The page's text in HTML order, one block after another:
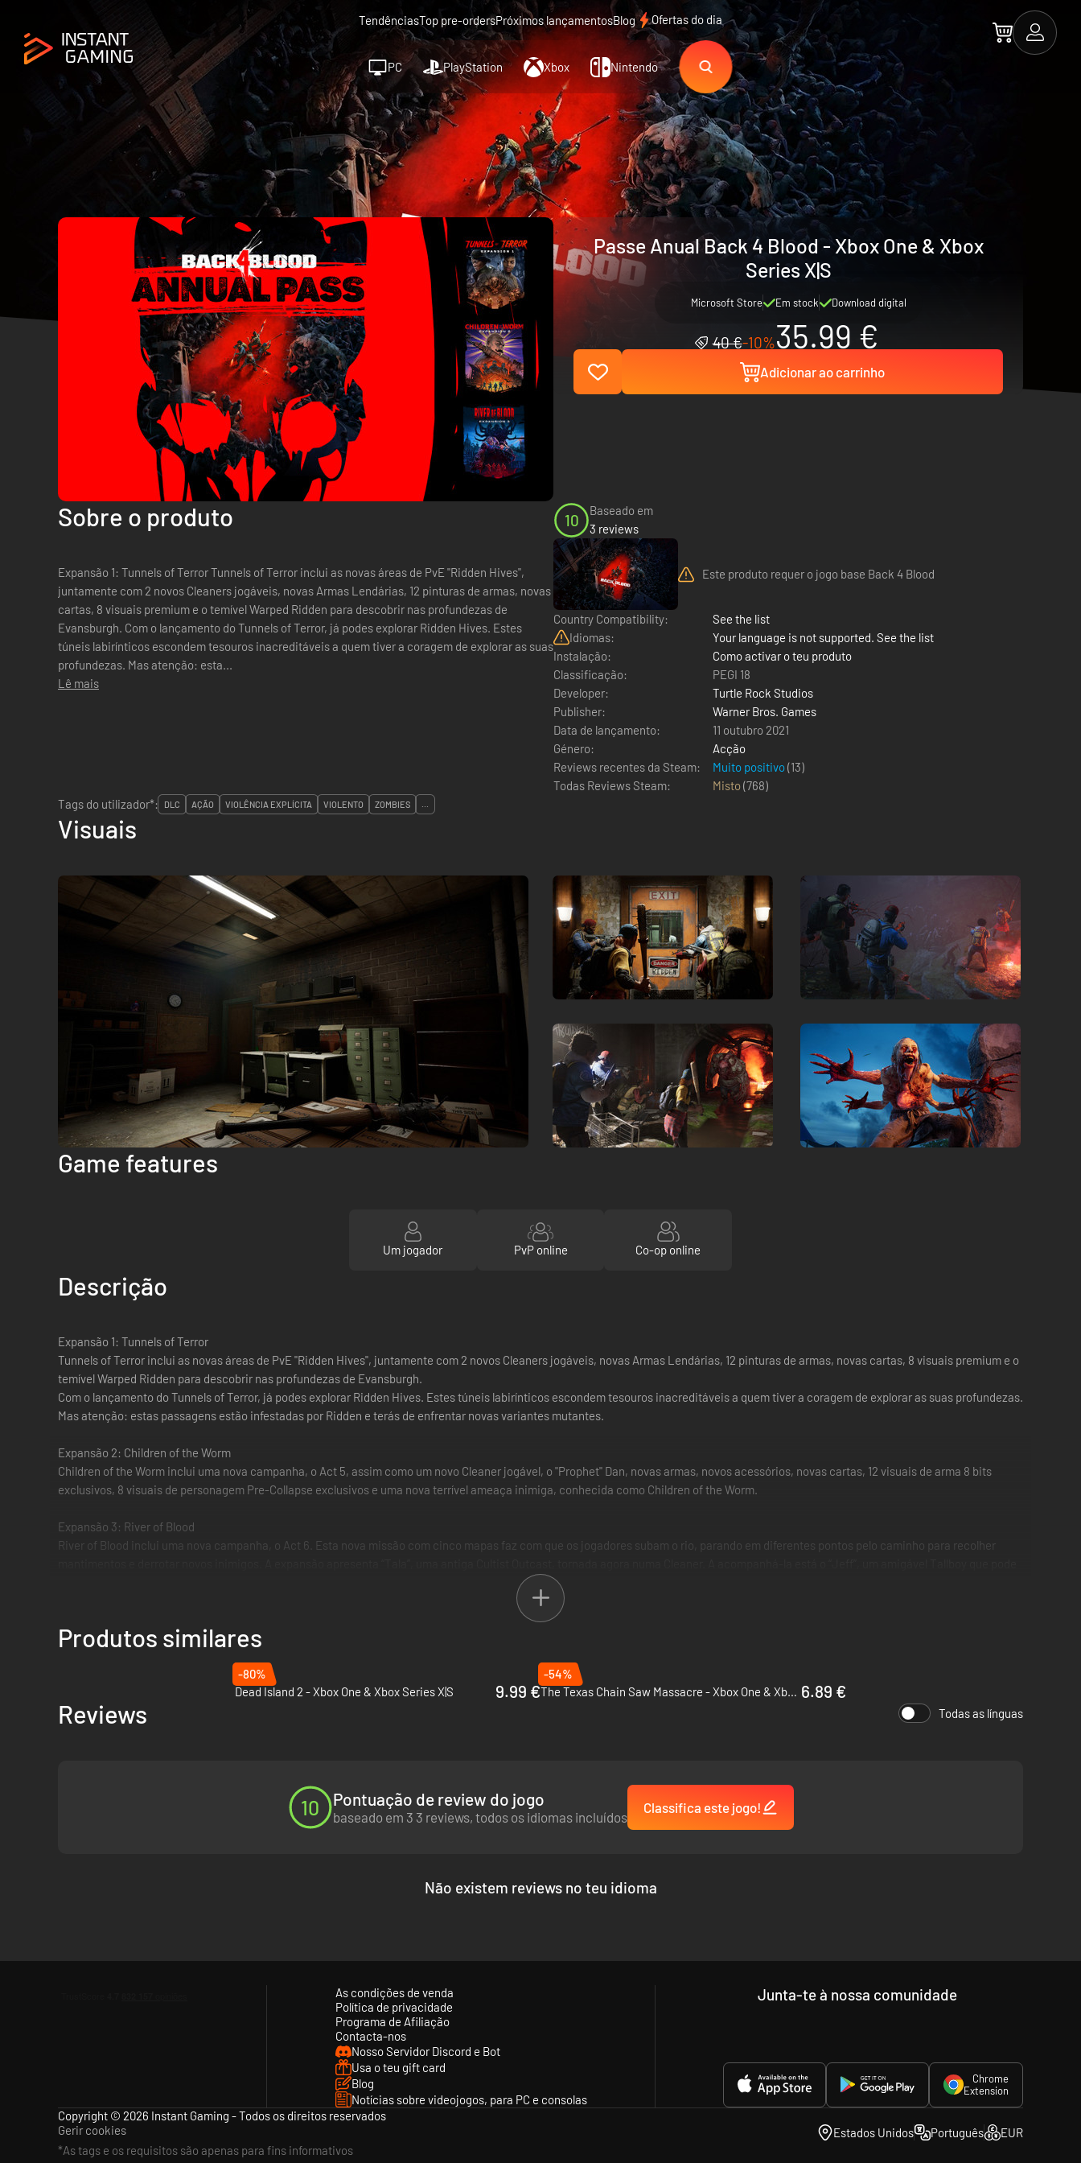
TendênciasTop pre-ordersPróximos lançamentosBlog Ofertas do dia
PC PlayStation Xbox Nintendo
Passe Anual Back 4 Blood - Xbox One & Xbox
Series X|S
Microsoft Store Em stock Download digital
40 €-10%35.99 €
Adicionar ao carrinho
Sobre o produto
Expansão 1: Tunnels of Terror Tunnels of Terror inclui as novas áreas de PvE "Ridden Hives",
juntamente com 2 novos Cleaners jogáveis, novas Armas Lendárias, 12 pinturas de armas, novas
cartas, 8 visuais premium e o temível Warped Ridden para descobrir nas profundezas de
Evansburgh. Com o lançamento do Tunnels of Terror, já podes explorar Ridden Hives. Estes
túneis labirínticos escondem tesouros inacreditáveis a quem tiver a coragem de explorar as suas
profundezas. Mas atenção: esta...
Lê mais
10
Baseado em
3 reviews
Este produto requer o jogo base Back 4 Blood
Country Compatibility:
See the list
Idiomas:
Your language is not supported. See the list
Instalação:
Como activar o teu produto
Classificação:
PEGI 18
Developer:
Turtle Rock Studios
Publisher:
Warner Bros. Games
Data de lançamento:
11 outubro 2021
Género:
Acção
Reviews recentes da Steam:
Muito positivo(13)
Todas Reviews Steam:
Misto(768)
Tags do utilizador*:
DLC AÇÃO VIOLÊNCIA EXPLÍCITA VIOLENTO ZOMBIES ...
Visuais
Game features
Um jogador PvP online Co-op online
Descrição
Expansão 1: Tunnels of Terror
Tunnels of Terror inclui as novas áreas de PvE "Ridden Hives", juntamente com 2 novos Cleaners jogáveis, novas Armas Lendárias, 12 pinturas de armas, novas cartas, 8 visuais premium e o
temível Warped Ridden para descobrir nas profundezas de Evansburgh.
Com o lançamento do Tunnels of Terror, já podes explorar Ridden Hives. Estes túneis labirínticos escondem tesouros inacreditáveis a quem tiver a coragem de explorar as suas profundezas.
Mas atenção: estas passagens estão infestadas por Ridden e terás de enfrentar novas variantes mutantes.
Expansão 2: Children of the Worm
Children of the Worm inclui uma nova campanha, o Act 5, assim como um novo Cleaner jogável, o "Prophet" Dan, novas armas, novos acessórios, novas cartas, 12 visuais de arma 8 bits
exclusivos, 8 visuais de personagem Pre-Collapse exclusivos e uma nova terrível ameaça inimiga, conhecida como Children of the Worm.
Expansão 3: River of Blood
River of Blood inclui uma nova campanha, o Act 6. Esta nova missão com cinco mapas faz com que os jogadores subam o rio, parando em diferentes pontos pelo caminho para recolher
ser invocado ao usar o apito que surge algures no mapa quando Tala está na equipa, podendo ser chamado por ela ou por outros Cleaners. Jeff provoca o caos total quando é chamado.
River of Blood também inclui 8 visuais de personagem exclusivos e 12 visuais de arma exclusivos, juntamente a novas armas, acessórios e cartas.
Produtos similares
-80%
Dead Island 2 - Xbox One & Xbox Series X|S
9.99 €
-54%
The Texas Chain Saw Massacre - Xbox One & Xbox Series X|S 6.89 €
Reviews Todas as línguas
10 Pontuação de review do jogo
baseado em 3 3 reviews, todos os idiomas incluídos
Classifica este jogo!
Não existem reviews no teu idioma
As condições de venda
Política de privacidade
Programa de Afiliação
Contacta-nos
Nosso Servidor Discord e Bot
Usa o teu gift card
Blog
Notícias sobre videojogos, para PC e consolas
Junta-te à nossa comunidade
Chrome
Extension
Copyright © 2026 Instant Gaming - Todos os direitos reservados
Gerir cookies
*As tags e os requisitos são apenas para fins informativos
Estados Unidos Português EUR